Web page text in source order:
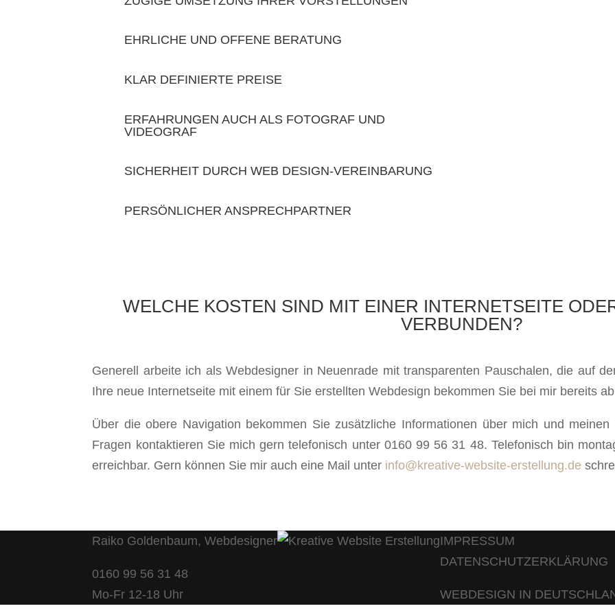
EHRLICHE UND OFFENE BERATUNG
KLAR DEFINIERTE PREISE
ERFAHRUNGEN AUCH ALS FOTOGRAF UND
VIDEOGRAF
SICHERHEIT DURCH WEB DESIGN-VEREINBARUNG
PERSÖNLICHER ANSPRECHPARTNER
WELCHE KOSTEN SIND MIT EINER INTERNETSEITE
VERBUNDEN?
Generell arbeite ich als Webdesigner in Neuenrade mit transparenten Pauschalen, die auf
Ihre neue Internetseite mit einem für Sie erstellten Webdesign bekommen Sie bei mir bereits
Über die obere Navigation bekommen Sie zusätzliche Informationen über mich und
Fragen kontaktieren Sie mich gern telefonisch unter 0160 99 56 31 48. Telefonisch bin
erreichbar. Gern können Sie mir auch eine Mail unter info@kreative-website-erstellung.de
Raiko Goldenbaum, Webdesigner
0160 99 56 31 48
Mo-Fr 12-18 Uhr
IMPRESSUM
DATENSCHUTZERKLÄRUNG
WEBDESIGN IN